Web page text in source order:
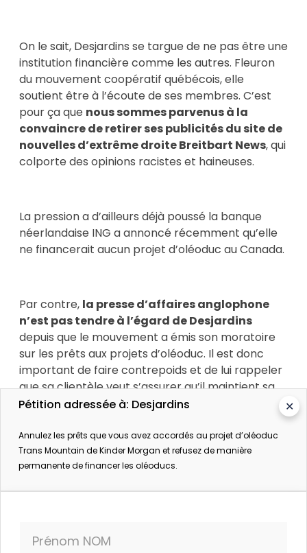
On le sait, Desjardins se targue de ne pas être une
institution financière comme les autres. Fleuron
du mouvement coopératif québécois, elle
soutient être à l’écoute de ses membres. C’est
pour ça que nous sommes parvenus à la
convaincre de retirer ses publicités du site de
nouvelles d’extrême droite Breitbart News, qui
colporte des opinions racistes et haineuses.
La pression a d’ailleurs déjà poussé la banque
néerlandaise ING a annoncé récemment qu’elle
ne financerait aucun projet d’oléoduc au Canada.
Par contre, la presse d’affaires anglophone
n’est pas tendre à l’égard de Desjardins
depuis que le mouvement a émis son moratoire
sur les prêts aux projets d’oléoduc. Il est donc
important de faire contrepoids et de lui rappeler
que sa clientèle veut s’assurer qu’il maintient sa
décision.
Nous devons également signaler clairement à
Desjardins que nous sommes prêts à suivre
l’exemple des Premières Nations et à les
Trans Mountain en Colombie-Britannique.
✕
Pétition adressée à: Desjardins
Annulez les prêts que vous avez accordés au projet d’oléoduc
Trans Mountain de Kinder Morgan et refusez de manière
permanente de financer les oléoducs.
Prénom NOM